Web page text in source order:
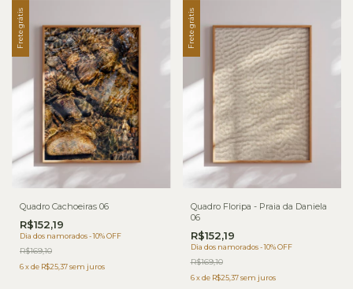
Frete grátis
Quadro Cachoeiras 06
R$152,19
Dia dos namorados - 10% OFF
R$169,10
6xde R$25,37sem juros
Frete grátis
Quadro Floripa - Praia da Daniela
06
R$152,19
Dia dos namorados - 10% OFF
R$169,10
6 xde R$25,37 sem juros